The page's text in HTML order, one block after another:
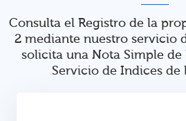
Consulta el Registro de la
2 mediante nuestro servicio
solicita una Nota Simple
Servicio de Indices de